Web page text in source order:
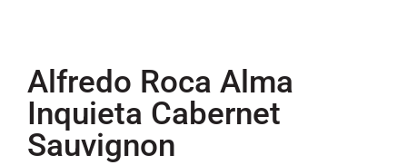
Alfredo Roca Alma
Inquieta Cabernet
Sauvignon